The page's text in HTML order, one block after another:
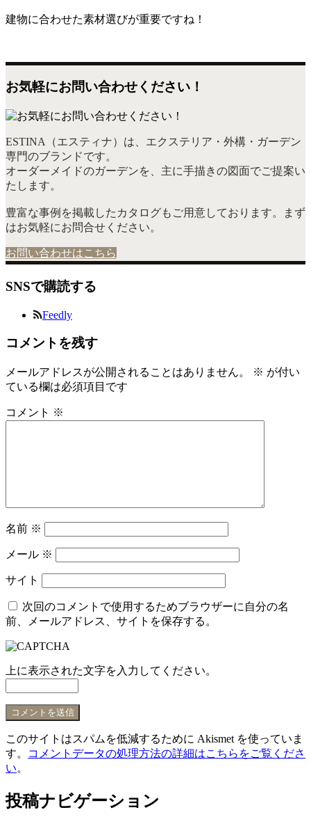
建物に合わせた素材選びが重要ですね！
お気軽にお問い合わせください！
ESTINA（エスティナ）は、エクステリア・外構・ガーデン
専門のブランドです。
オーダーメイドのガーデンを、主に手描きの図面でご提案い
たします。
豊富な事例を掲載したカタログもご用意しております。まず
はお気軽にお問合せください。
お問い合わせはこちら
SNSで購読する
Feedly
コメントを残す
メールアドレスが公開されることはありません。 ※ が付い
ている欄は必須項目です
コメント ※
名前 ※
メール ※
サイト
次回のコメントで使用するためブラウザーに自分の名
前、メールアドレス、サイトを保存する。
上に表示された文字を入力してください。
このサイトはスパムを低減するために Akismet を使っていま
す。
コメントデータの処理方法の詳細はこちらをご覧くださ
い。
投稿ナビゲーション